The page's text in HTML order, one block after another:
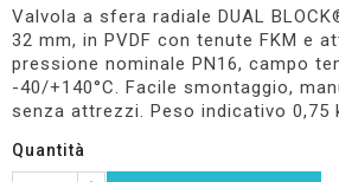
Valvola a sfera radiale DUAL
32 mm, in PVDF con tenute FKM e
pressione nominale PN16, campo
-40/+140°C. Facile smontaggio,
senza attrezzi. Peso indicativo 0,75
Quantità